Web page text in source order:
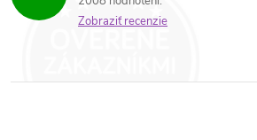
Zobraziť recenzie